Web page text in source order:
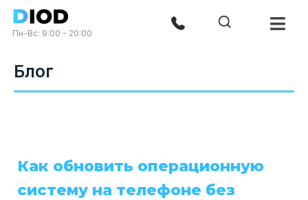
Пн-Вс: 9:00 - 20:00
Блог
Как обновить операционную
систему на телефоне без